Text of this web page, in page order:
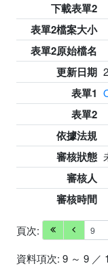
下載表單2
表單2檔案大小
表單2原始檔名
更新日期
表單1
表單2
依據法規
審核狀態
審核人
審核時間
頁次:
資料項次: 9 ～ 9 ／